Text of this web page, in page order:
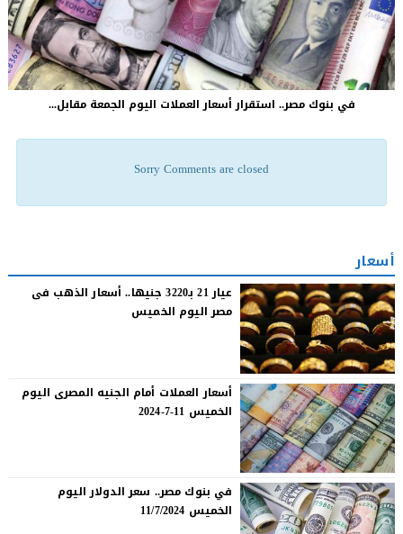
في بنوك مصر.. استقرار أسعار العملات اليوم الجمعة مقابل...
Sorry Comments are closed
أسعار
عيار 21 بـ3220 جنيها.. أسعار الذهب فى
مصر اليوم الخميس
أسعار العملات أمام الجنيه المصرى اليوم
الخميس 11-7-2024
في بنوك مصر.. سعر الدولار اليوم
الخميس 11/7/2024